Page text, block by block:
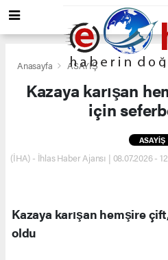
Anasayfa ASAYİŞ
Kazaya karışan
için
ASAYİŞ
(İHA) - İhlas Haber Ajansı | 08.07.2026 -
Kazaya karışan hemşire
oldu